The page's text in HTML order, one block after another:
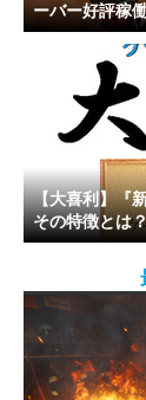
ーバー好評稼
【大喜利】『
その特徴とは